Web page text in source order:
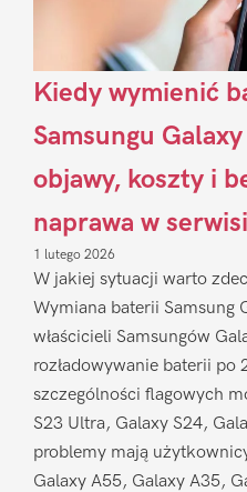
Kiedy wymienić
Samsungu
objawy, koszty i
naprawa w
1 lutego 2026
W jakiej sytuacji warto
Wymiana baterii Samsung
właścicieli Samsungów
rozładowywanie baterii po
szczególności flagowych
S23 Ultra, Galaxy S24,
problemy mają
Galaxy A55, Galaxy A35,